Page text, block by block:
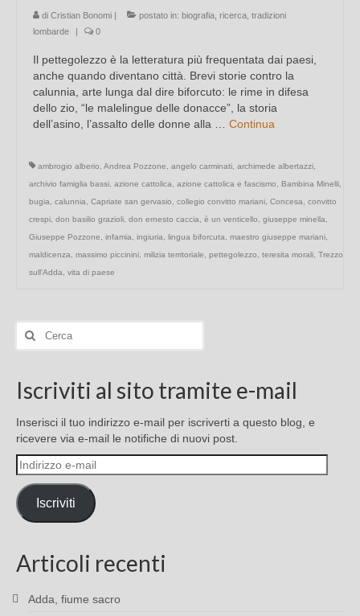
di Cristian Bonomi | postato in: biografia ricerca tradizioni
lombarde
| 0
Il pettegolezzo è la letteratura più frequentata dai paesi,
anche quando diventano città. Brevi storie contro la
calunnia, arte lunga dal dire biforcuto: le rime in difesa
dello zio, “le malelingue delle donacce”, la storia
dell’asino, l’assalto delle donne alla … Continua
ambrogio alberio Andrea Pozzone angelo carminati archimede albertazzi
archivio famiglia bassi azione cattolica azione cattolica e fascismo Bambina Minelli
bugia
calunnia Capriate san gervasio collegio convitto mariani Concesa
convitto
crespi don basilio grazioli don ernesto caccia è un venticello giuseppe minella
Giuseppe Pozzone
infamia ingiuria lingua biforcuta maestro giuseppe mariani
maldicenza
massimo piccinini milizia territoriale pettegolezzo teresita morali Trezzo
sull'Adda
vita di paese
Cerca:
Iscriviti al sito tramite e-mail
Inserisci il tuo indirizzo e-mail per iscriverti a questo blog, e
ricevere via e-mail le notifiche di nuovi post.
Indirizzo
e-
mail
Iscriviti
Articoli recenti
Adda, fiume sacro